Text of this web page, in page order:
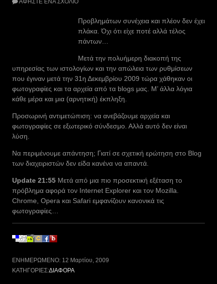
Προβλημάτων συνέχεια και πλέον δεν έχει
πλάκα. Όχι ότι είχε ποτέ αλλά τέλος
πάντων…
Μετά την πολυήμερη διακοπή της
υπηρεσίας των ιστολογίων και την απώλεια των ρυθμίσεων
που έγιναν μετά την 31η Δεκεμβρίου 2009 τώρα χάθηκαν οι
φωτογραφίες και τα αρχεία από τα blogs μας. Μ’ άλλα λόγια
κάθε μέρα και μια (αρνητική) έκπληξη.
Προσωρινή αντιμετώπιση: να ανεβάζουμε αρχεία και
φωτογραφίες σε εξωτερικό σύνδεσμο. Αλλά αυτό δεν είναι
λύση.
Να περιμένουμε απάντηση; Γιατί σε σχετική ερώτηση στο Blog
των διαχειριστών δεν είδα κανένα να απαντά.
Update 21:55 Μετά από μια πιο προσεκτική εξέταση το
πρόβλημα αφορά τον Internet Explorer και τον Mozilla.
Chrome, Opera και Safari εμφανίζουν κανονικά τις
φωτογραφίες…
ΕΝΗΜΕΡΩΜΈΝΟ: 12 Μαρτίου, 2009
ΚΑΤΗΓΟΡΊΕΣ:ΔΙΆΦΟΡΑ